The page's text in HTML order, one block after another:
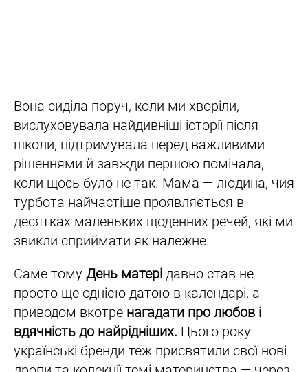
Вона сиділа поруч, коли ми хворіли,
вислуховувала найдивніші історії після
школи, підтримувала перед важливими
рішеннями й завжди першою помічала,
коли щось було не так. Мама — людина, чия
турбота найчастіше проявляється в
десятках маленьких щоденних речей, які ми
звикли сприймати як належне.
Саме тому День матері давно став не
просто ще однією датою в календарі, а
приводом вкотре нагадати про любов і
вдячність до найрідніших. Цього року
українські бренди теж присвятили свої нові